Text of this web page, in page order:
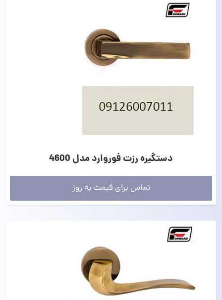
دستگیره رزت فوروارد مدل 4600
تماس برای قیمت به روز